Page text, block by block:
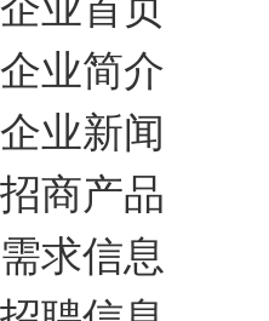
企业简介
企业新闻
招商产品
需求信息